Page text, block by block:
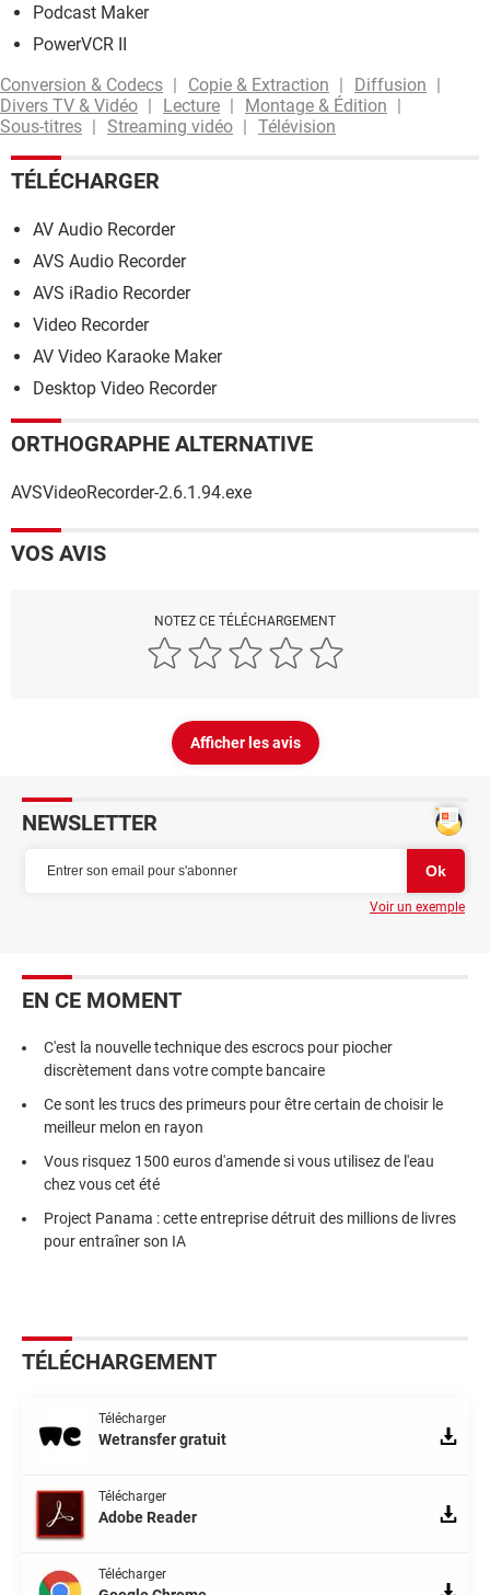
Podcast Maker
PowerVCR II
Conversion & Codecs
Copie & Extraction
Diffusion
Divers TV & Vidéo
Lecture
Montage & Édition
Sous-titres
Streaming vidéo Télévision
TÉLÉCHARGER
AV Audio Recorder
AVS Audio Recorder
AVS iRadio Recorder
Video Recorder
AV Video Karaoke Maker
Desktop Video Recorder
ORTHOGRAPHE ALTERNATIVE
AVSVideoRecorder-2.6.1.94.exe
VOS AVIS
NOTEZ CE TÉLÉCHARGEMENT
Afficher les avis
NEWSLETTER
Voir un exemple
EN CE MOMENT
C'est la nouvelle technique des escrocs pour piocher
discrètement dans votre compte bancaire
Ce sont les trucs des primeurs pour être certain de choisir le
meilleur melon en rayon
Vous risquez 1500 euros d'amende si vous utilisez de l'eau
chez vous cet été
Project Panama : cette entreprise détruit des millions de livres
pour entraîner son IA
TÉLÉCHARGEMENT
Télécharger
Wetransfer gratuit
Télécharger
Adobe Reader
Télécharger